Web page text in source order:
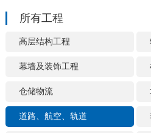
所有工程
高层结构工程
幕墙及装饰工程
仓储物流
道路、航空、轨道